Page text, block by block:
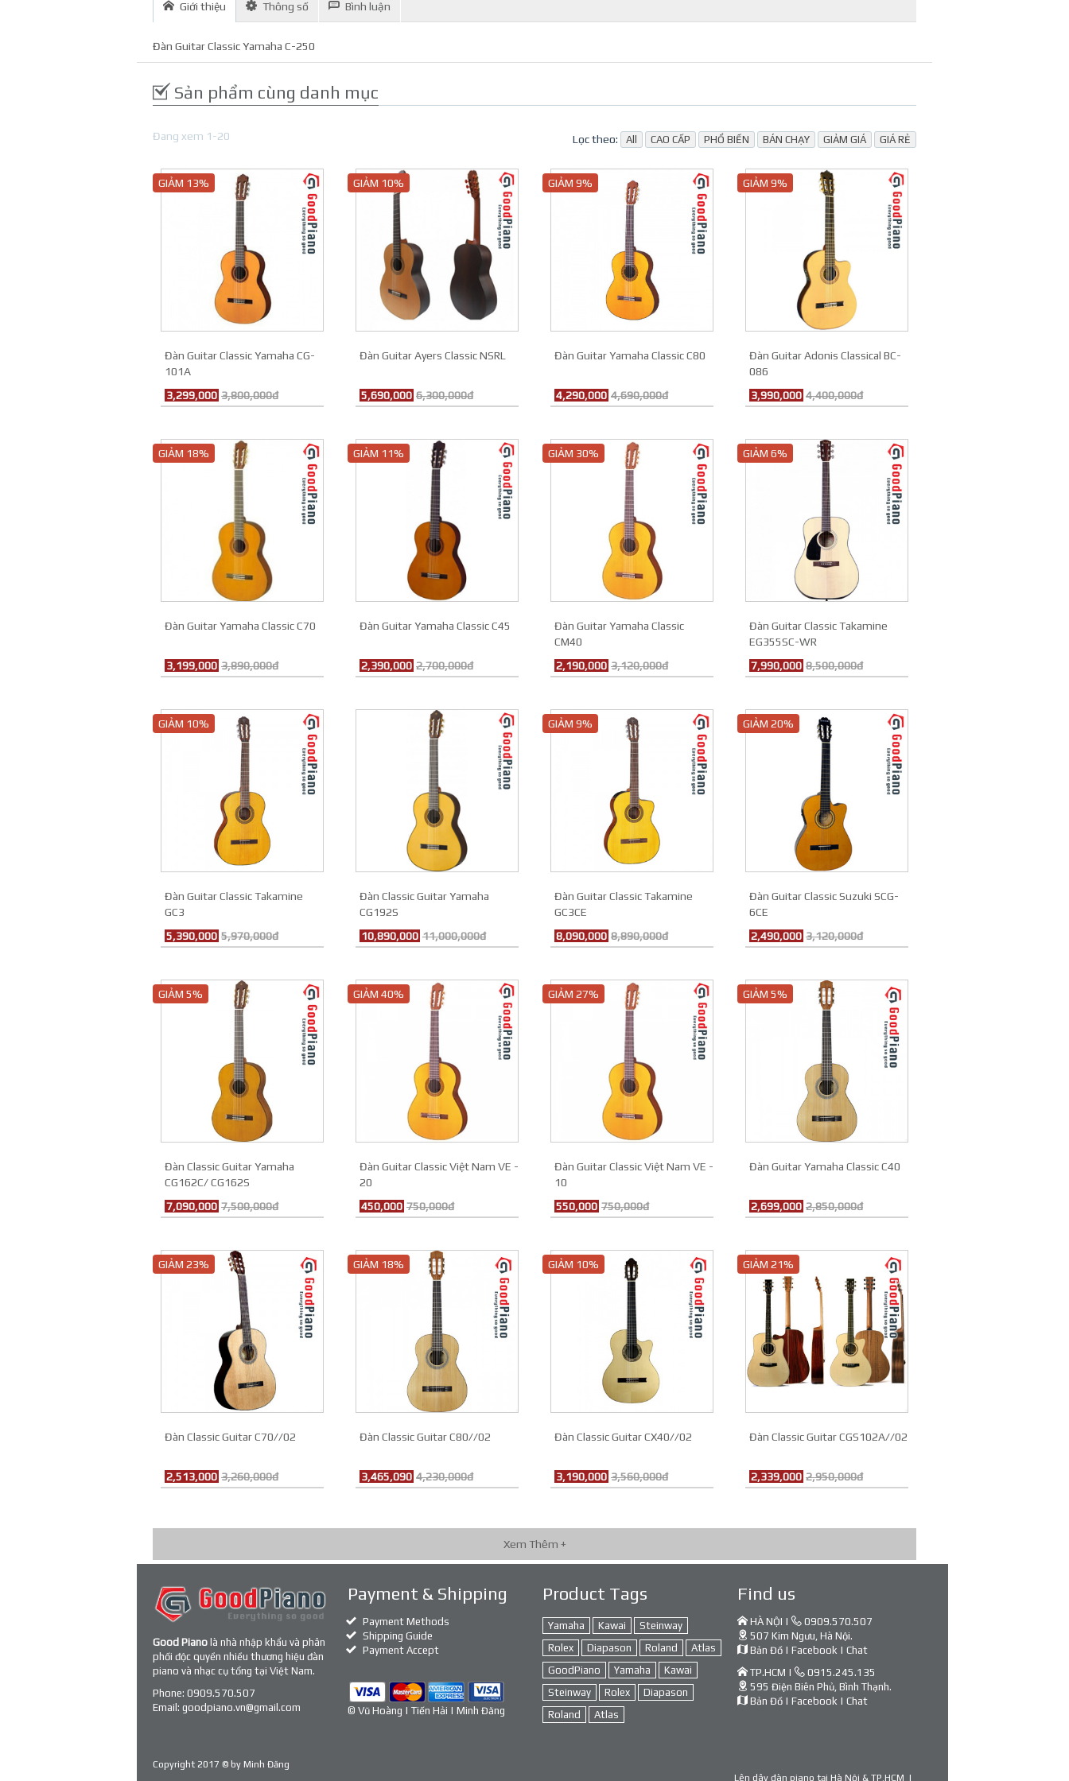
Giới thiệu Thông số Bình luận
Đàn Guitar Classic Yamaha C-250
Sản phẩm cùng danh mục
Đang xem 1-20 Lọc theo: All CAO CẤP PHỔ BIẾN BÁN CHẠY GIẢM GIÁ GIÁ RẺ
GIẢM 13%
Đàn Guitar Classic Yamaha CG-
101A
3,299,000 3,800,000đ
GIẢM 10%
Đàn Guitar Ayers Classic NSRL
5,690,000 6,300,000đ
GIẢM 9%
Đàn Guitar Yamaha Classic C80
4,290,000 4,690,000đ
GIẢM 9%
Đàn Guitar Adonis Classical BC-
086
3,990,000 4,400,000đ
GIẢM 18%
Đàn Guitar Yamaha Classic C70
3,199,000 3,890,000đ
GIẢM 11%
Đàn Guitar Yamaha Classic C45
2,390,000 2,700,000đ
GIẢM 30%
Đàn Guitar Yamaha Classic
CM40
2,190,000 3,120,000đ
GIẢM 6%
Đàn Guitar Classic Takamine
EG355SC-WR
7,990,000 8,500,000đ
GIẢM 10%
Đàn Guitar Classic Takamine
GC3
5,390,000 5,970,000đ
Đàn Classic Guitar Yamaha
CG192S
10,890,000 11,000,000đ
GIẢM 9%
Đàn Guitar Classic Takamine
GC3CE
8,090,000 8,890,000đ
GIẢM 20%
Đàn Guitar Classic Suzuki SCG-
6CE
2,490,000 3,120,000đ
GIẢM 5%
Đàn Classic Guitar Yamaha
CG162C/ CG162S
7,090,000 7,500,000đ
GIẢM 40%
Đàn Guitar Classic Việt Nam VE -
20
450,000 750,000đ
GIẢM 27%
Đàn Guitar Classic Việt Nam VE -
10
550,000 750,000đ
GIẢM 5%
Đàn Guitar Yamaha Classic C40
2,699,000 2,850,000đ
GIẢM 23%
Đàn Classic Guitar C70//02
2,513,000 3,260,000đ
GIẢM 18%
Đàn Classic Guitar C80//02
3,465,090 4,230,000đ
GIẢM 10%
Đàn Classic Guitar CX40//02
3,190,000 3,560,000đ
GIẢM 21%
Đàn Classic Guitar CGS102A//02
2,339,000 2,950,000đ
Xem Thêm +
Good Piano là nhà nhập khẩu và phân
phối độc quyền nhiều thương hiệu đàn
piano và nhạc cụ tổng tại Việt Nam.
Phone: 0909.570.507
Email: goodpiano.vn@gmail.com
Payment & Shipping
Payment Methods
Shipping Guide
Payment Accept
© Vũ Hoàng | Tiến Hải | Minh Đăng
Product Tags
Yamaha Kawai
Steinway
Rolex
Diapason Roland
Atlas
GoodPiano
Yamaha
Kawai
Steinway
Rolex
Diapason
Roland
Atlas
Find us
HÀ NỘI |
0909.570.507
507 Kim Ngưu, Hà Nội.
Bản Đồ | Facebook | Chat
TP.HCM |
0915.245.135
595 Điện Biên Phủ, Bình Thạnh.
Bản Đồ | Facebook | Chat
Copyright 2017 © by Minh Đăng
Lên dây đàn piano tại Hà Nội & TP.HCM